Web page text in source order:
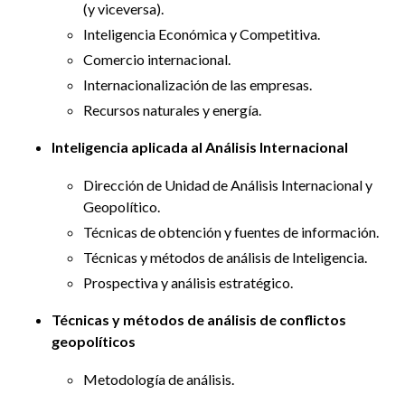
(y viceversa).
Inteligencia Económica y Competitiva.
Comercio internacional.
Internacionalización de las empresas.
Recursos naturales y energía.
Inteligencia aplicada al Análisis Internacional
Dirección de Unidad de Análisis Internacional y
Geopolítico.
Técnicas de obtención y fuentes de información.
Técnicas y métodos de análisis de Inteligencia.
Prospectiva y análisis estratégico.
Técnicas y métodos de análisis de conflictos
geopolíticos
Metodología de análisis.